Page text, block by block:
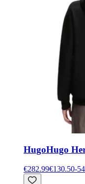
HugoHugo
€282.99€130.50-54